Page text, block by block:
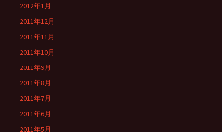
2012年1月
2011年12月
2011年11月
2011年10月
2011年9月
2011年8月
2011年7月
2011年6月
2011年5月